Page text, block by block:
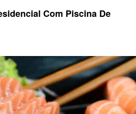
Com Piscina De